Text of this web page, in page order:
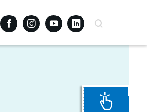
FacebookInstagramYoutubeLinkedinRecherche